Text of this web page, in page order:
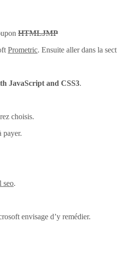
HTMLJMP
Prometric. Ensuite aller dans la
JavaScript and CSS3.
choisis.
payer.
seo.
envisage d’y remédier.